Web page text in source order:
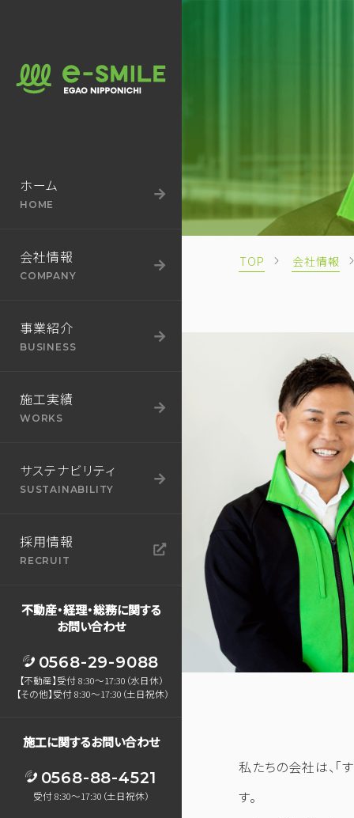
ホーム
HOME
会社情報
COMPANY
事業紹介
BUSINESS
BUSINESS
事業紹介
施工実績
WORKS
サステナビリティ
SUSTAINABILITY
SUSTAINABILITY
サステナビリティ
採用情報
RECRUIT
不動産・経理・総務に関する
お問い合わせ
0568-29-9088
【不動産】受付 8:30～17:30（水日休）
【その他】受付 8:30～17:30（土日祝休）
施工に関するお問い合わせ
0568-88-4521
受付 8:30～17:30（土日祝休）
TOP 会社情報
私たちの会社は、「
す。